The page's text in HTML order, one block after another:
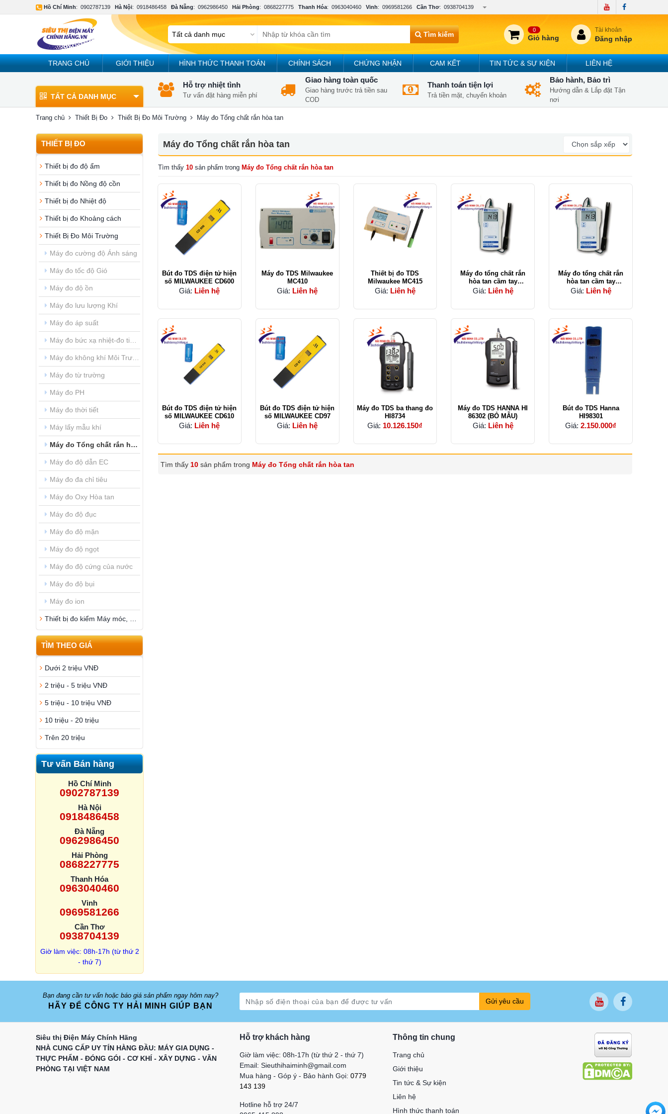
Hồ Chí Minh: 0902787139 Hà Nội: 0918486458 Đà Nẵng: 0962986450 Hải Phòng: 0868227775 Thanh Hóa: 0963040460 Vinh: 0969581266 Cần Thơ: 0938704139
Tìm kiếm
0
Giỏ hàng
Tài khoản
Đăng nhập
TRANG CHỦ GIỚI THIỆU HÌNH THỨC THANH TOÁN CHÍNH SÁCH CHỨNG NHẬN CAM KẾT TIN TỨC & SỰ KIỆN LIÊN HỆ
TẤT CẢ DANH MỤC
Hỗ trợ nhiệt tình
Tư vấn đặt hàng miễn phí
Giao hàng toàn quốc
Giao hàng trước trả tiền sau
COD
Thanh toán tiện lợi
Trả tiền mặt, chuyển khoản
Bảo hành, Bảo trì
Hướng dẫn & Lắp đặt Tận
nơi
Trang chủ Thiết Bị Đo Thiết Bị Đo Môi Trường Máy đo Tổng chất rắn hòa tan
THIẾT BỊ ĐO
Thiết bị đo độ ẩm
Thiết bị đo Nồng độ cồn
Thiết bị đo Nhiệt độ
Thiết bị đo Khoảng cách
Thiết Bị Đo Môi Trường
Máy đo cường độ Ánh sáng
Máy đo tốc độ Gió
Máy đo độ ồn
Máy đo lưu lượng Khí
Máy đo áp suất
Máy đo bức xạ nhiệt-đo tia UV
Máy đo không khí Môi Trường
Máy đo từ trường
Máy đo PH
Máy đo thời tiết
Máy lấy mẫu khí
Máy đo Tổng chất rắn hòa tan
Máy đo độ dẫn EC
Máy đo đa chỉ tiêu
Máy đo Oxy Hòa tan
Máy đo độ đục
Máy đo độ mặn
Máy đo độ ngọt
Máy đo độ cứng của nước
Máy đo độ bụi
Máy đo ion
Thiết bị đo kiểm Máy móc, Cơ Khí
TÌM THEO GIÁ
Dưới 2 triệu VNĐ
2 triệu - 5 triệu VNĐ
5 triệu - 10 triệu VNĐ
10 triệu - 20 triệu
Trên 20 triệu
Tư vấn Bán hàng
Hồ Chí Minh
0902787139
Hà Nội
0918486458
Đà Nẵng
0962986450
Hải Phòng
0868227775
Thanh Hóa
0963040460
Vinh
0969581266
Cần Thơ
0938704139
Giờ làm việc: 08h-17h (từ thứ 2
- thứ 7)
Máy đo Tổng chất rắn hòa tan
Tìm thấy 10 sản phẩm trong Máy đo Tổng chất rắn hòa tan
Bút đo TDS điện tử hiện
số MILWAUKEE​​​​​​​ CD600
Giá: Liên hệ
Máy đo TDS Milwaukee
MC410
Giá: Liên hệ
Thiết bị đo TDS
Milwaukee MC415
Giá: Liên hệ
Máy đo tổng chất rắn
hòa tan cầm tay
Milwaukee MW401
Giá: Liên hệ
Máy đo tổng chất rắn
hòa tan cầm tay
Milwaukee MW402
Giá: Liên hệ
Bút đo TDS điện tử hiện
số MILWAUKEE CD610
Giá: Liên hệ
Bút đo TDS điện tử hiện
số MILWAUKEE CD97
Giá: Liên hệ
Máy đo TDS ba thang đo
HI8734
Giá: 10.126.150₫
Máy đo TDS HANNA HI
86302 (BỎ MẪU)
Giá: Liên hệ
Bút đo TDS Hanna
HI98301
Giá:2.150.000₫
Tìm thấy 10 sản phẩm trong Máy đo Tổng chất rắn hòa tan
Bạn đang cần tư vấn hoặc báo giá sản phẩm ngay hôm nay?
HÃY ĐỂ CÔNG TY HẢI MINH GIÚP BẠN
Gửi yêu cầu
Siêu thị Điện Máy Chính Hãng
NHÀ CUNG CẤP UY TÍN HÀNG ĐẦU: MÁY GIA DỤNG -
THỰC PHẨM - ĐÓNG GÓI - CƠ KHÍ - XÂY DỰNG - VĂN
PHÒNG TẠI VIỆT NAM
Hỗ trợ khách hàng
Giờ làm việc: 08h-17h (từ thứ 2 - thứ 7)
Email: Sieuthihaiminh@gmail.com
Mua hàng - Góp ý - Bảo hành Gọi: 0779
143 139
Hotline hỗ trợ 24/7
Thông tin chung
Trang chủ
Giới thiệu
Tin tức & Sự kiện
Liên hệ
Hình thức thanh toán